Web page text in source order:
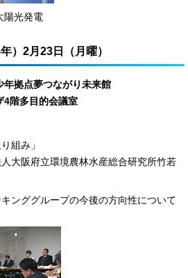
陽光発電
）2月23日（月曜）
年拠点夢つながり未来館
4階多目的会議室
組み」
大阪府立環境農林水産総合研究所竹若
ンググループの今後の方向性について